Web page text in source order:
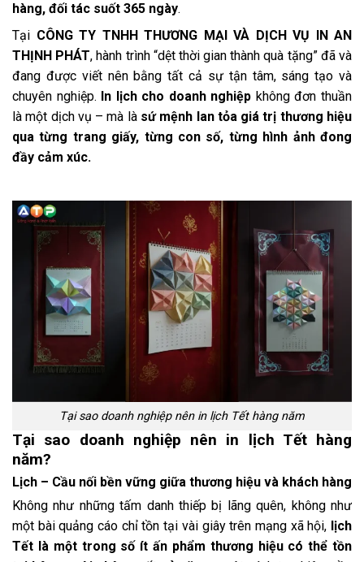
hàng, đối tác suốt 365 ngày.
Tại CÔNG TY TNHH THƯƠNG MẠI VÀ DỊCH VỤ IN AN
THỊNH PHÁT, hành trình “dệt thời gian thành quà tặng” đã và
đang được viết nên bằng tất cả sự tận tâm, sáng tạo và
chuyên nghiệp. In lịch cho doanh nghiệp không đơn thuần
là một dịch vụ – mà là sứ mệnh lan tỏa giá trị thương hiệu
qua từng trang giấy, từng con số, từng hình ảnh đong
đầy cảm xúc.
Tại sao doanh nghiệp nên in lịch Tết hàng năm
Tại sao doanh nghiệp nên in lịch Tết hàng
năm?
Lịch – Cầu nối bền vững giữa thương hiệu và khách hàng
Không như những tấm danh thiếp bị lãng quên, không như
một bài quảng cáo chỉ tồn tại vài giây trên mạng xã hội, lịch
Tết là một trong số ít ấn phẩm thương hiệu có thể tồn